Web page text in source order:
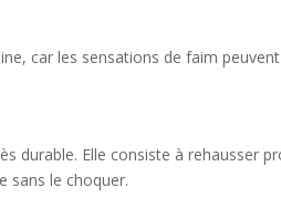
car les sensations de faim
durable. Elle consiste à rehausser
sans le choquer.